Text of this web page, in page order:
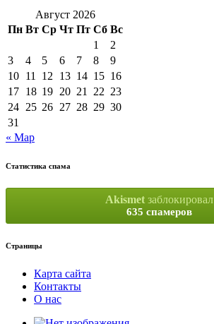
Август 2026
Пн Вт Ср Чт Пт Сб Вс
1
2
3
4 5 6 7 8
9
10 11 12 13 14 15 16
17 18 19 20 21 22 23
24 25 26 27 28 29 30
31
« Мар
Статистика спама
Akismetзаблокировал
635 спамеров
Страницы
Карта сайта
Контакты
О нас